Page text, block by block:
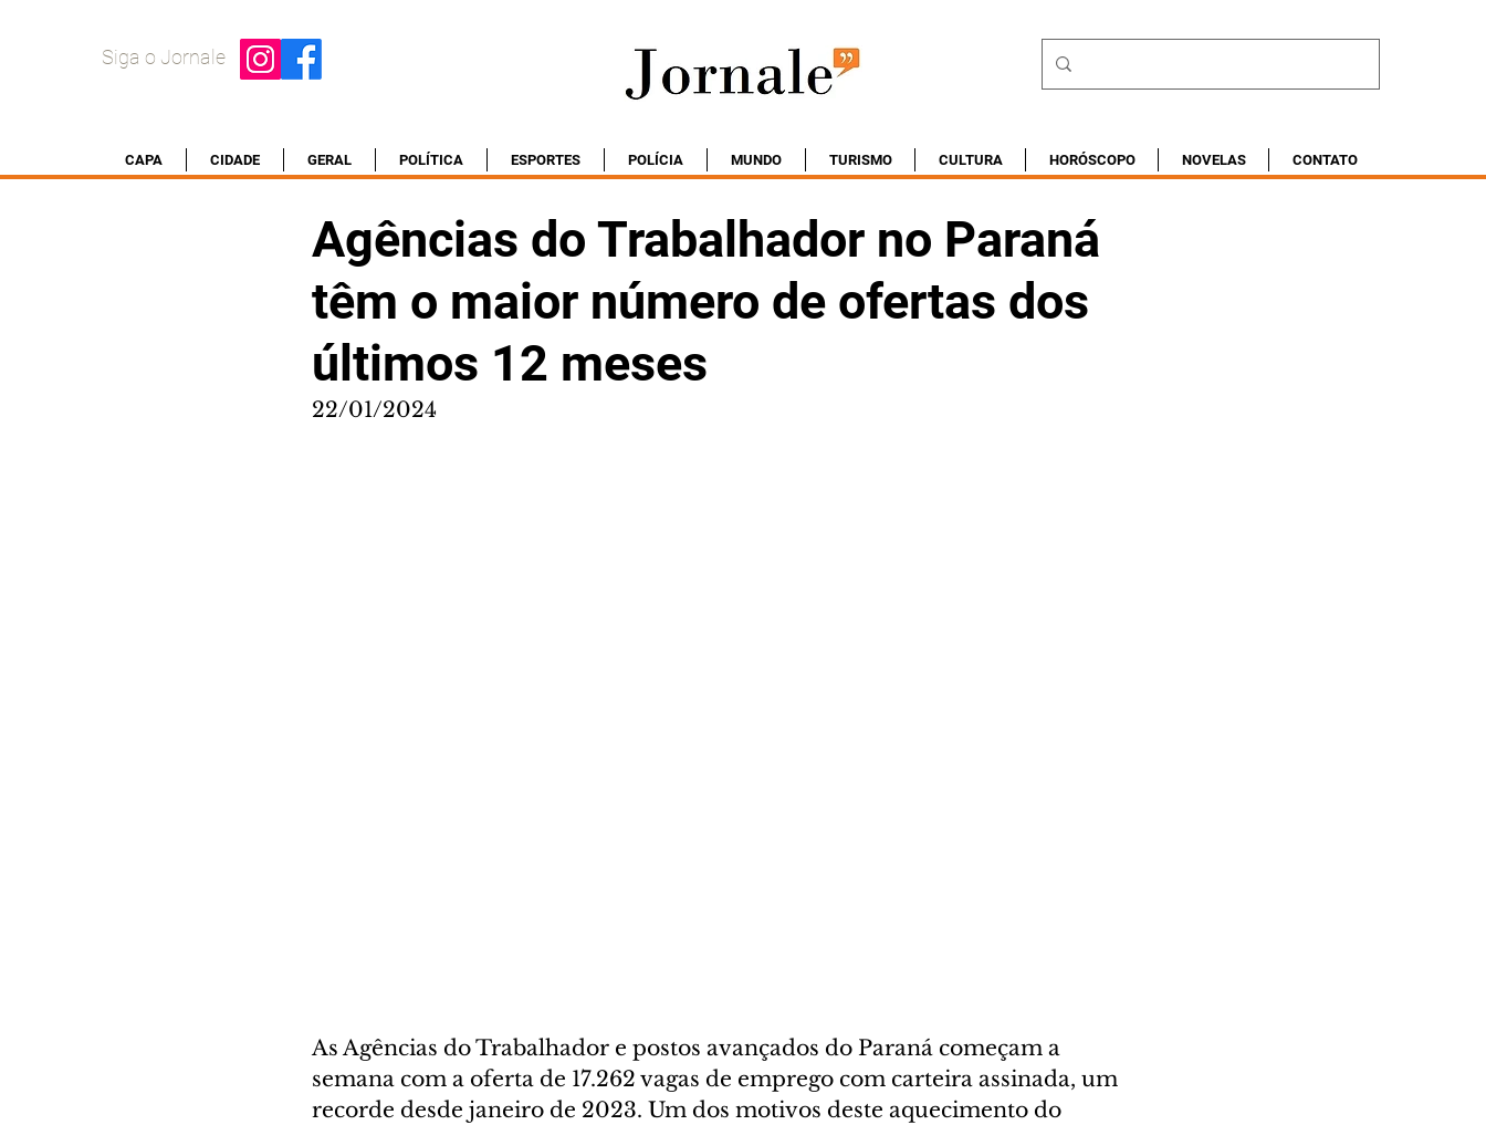
Siga o Jornale
CAPA CIDADE GERAL POLÍTICA ESPORTES POLÍCIA MUNDO TURISMO CULTURA HORÓSCOPO NOVELAS CONTATO
Agências do Trabalhador no Paraná
têm o maior número de ofertas dos
últimos 12 meses
22/01/2024
As Agências do Trabalhador e postos avançados do Paraná começam a
semana com a oferta de 17.262 vagas de emprego com carteira assinada, um
recorde desde janeiro de 2023. Um dos motivos deste aquecimento do